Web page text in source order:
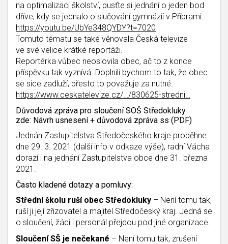
na optimalizaci školství, pusťte si jednání o jeden bod
dříve, kdy se jednalo o slučování gymnázií v Příbrami:
https://youtu.be/UbYe348QYDY?t=7020
Tomuto tématu se také věnovala Česká televize
ve své velice krátké reportáži.
Reportérka vůbec neoslovila obec, ač to z konce
příspěvku tak vyznívá. Doplnili bychom to tak, že obec
se sice zadluží, přesto to považuje za nutné.
https://www.ceskatelevize.cz/…/830625-stredni…
Důvodová zpráva pro sloučení SOŠ Středokluky
zde: Návrh usnesení + důvodová zpráva ss (PDF)
Jednán Zastupitelstva Středočeského kraje proběhne
dne 29. 3. 2021 (další info v odkaze výše), radní Vácha
dorazí i na jednání Zastupitelstva obce dne 31. března
2021.
Často kladené dotazy a pomluvy:
Střední školu ruší obec Středokluky – Není tomu tak,
ruší ji její zřizovatel a majitel Středočeský kraj. Jedná se
o sloučení, žáci i personál přejdou pod jiné organizace.
Sloučení SŠ je nečekané – Není tomu tak, zrušení